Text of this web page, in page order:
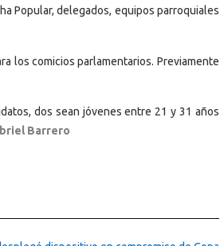
Popular, delegados, equipos parroquiales
los comicios parlamentarios. Previamente
dos sean jóvenes entre 21 y 31 años
Barrero